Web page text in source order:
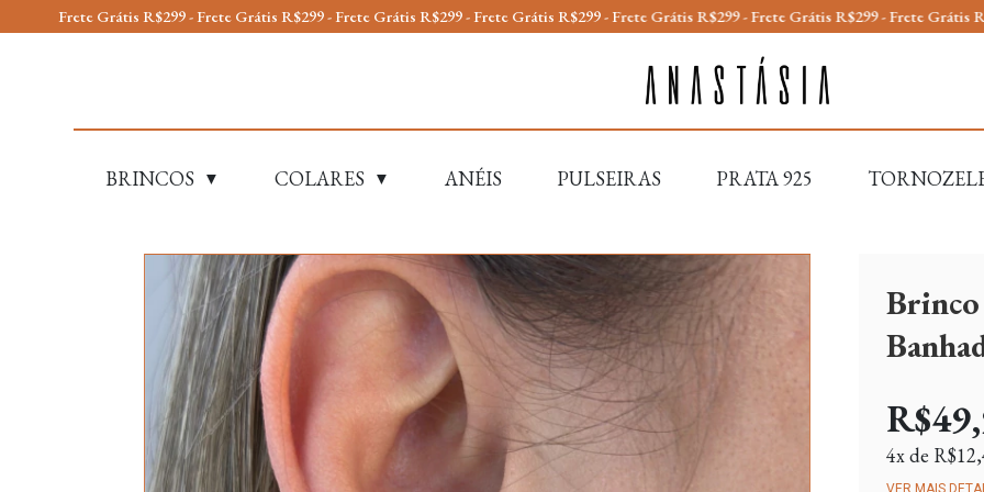
Grátis R$299 - Frete Grátis R$299 - Frete Grátis R$299 - Frete Grátis R$299 - Frete Grátis R$299 - Frete Grátis R$299 - Frete Grátis R$299 -
BRINCOS ▼ COLARES ▼ ANÉIS PULSEIRAS PRATA 925
4x de
VER MAIS